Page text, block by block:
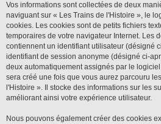
Vos informations sont collectées de deux
naviguant sur « Les Trains de l'Histoire », le
cookies. Les cookies sont de petits fichiers
temporaires de votre navigateur Internet. Les
contiennent un identifiant utilisateur (désigné
identifiant de session anonyme (désigné ci-
deux automatiquement assignés par le
sera créé une fois que vous aurez parcouru
l'Histoire ». Il stocke des informations sur les
améliorant ainsi votre expérience utilisateur.
Nous pouvons également créer des cookies